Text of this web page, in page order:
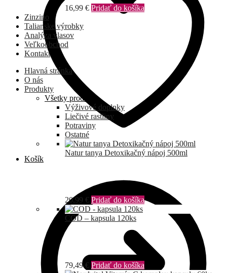
Košík
16,99 € Pridať do košíka
Zinzino
Talianske výrobky
Analýza vlasov
Veľkoobchod
Kontakt
Hlavná stránka
O nás
Produkty
Všetky produkty
Výživové doplnky
Liečivé rastliny
Potraviny
Ostatné
Natur tanya Detoxikačný nápoj 500ml
20,99 € Pridať do košíka
COD – kapsula 120ks
79,49 € Pridať do košíka